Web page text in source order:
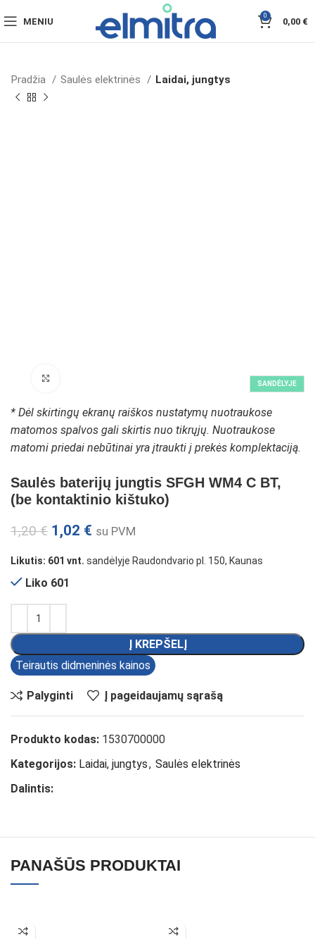
MENIU
0
0,00 €
Pradžia Saulės elektrinės Laidai, jungtys
SANDĖLYJE
* Dėl skirtingų ekranų raiškos nustatymų nuotraukose
matomos spalvos gali skirtis nuo tikrųjų. Nuotraukose
matomi priedai nebūtinai yra įtraukti į prekės komplektaciją.
Saulės baterijų jungtis SFGH WM4 C BT,
(be kontaktinio kištuko)
1,20€ 1,02 € su PVM
Likutis: 601 vnt. sandėlyje Raudondvario pl. 150, Kaunas
Liko 601
Į KREPŠELĮ
Teirautis didmeninės kainos
Palyginti Į pageidaujamų sąrašą
Produkto kodas: 1530700000
Kategorijos: Laidai, jungtys, Saulės elektrinės
Dalintis:
PANAŠŪS PRODUKTAI